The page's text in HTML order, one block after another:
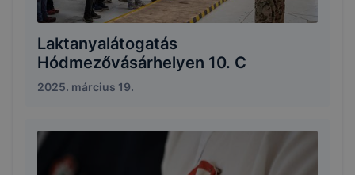
Laktanyalátogatás
Hódmezővásárhelyen 10. C
2025. március 19.